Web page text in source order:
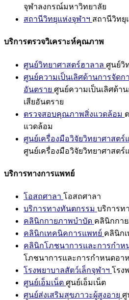
จุฬาลงกรณ์มหาวิทยาลัย
สถานีวิทยุแห่งจุฬาฯ สถานีวิทยุ
บริการตรวจวิเคราะห์คุณภาพ
ศูนย์วิทยาศาสตร์ฮาลาล ศูนย์วิ
ศูนย์ความเป็นเลิศด้านการจัดก
อันตราย ศูนย์ความเป็นเลิศด้า
เสียอันตราย
ตรวจสอบคุณภาพสิ่งแวดล้อม
แวดล้อม
ศูนย์เครื่องมือวิจัยวิทยาศาสตร์
ศูนย์เครื่องมือวิจัยวิทยาศาสตร์
บริการทางการแพทย์
โอสถศาลา โอสถศาลา
บริการทางทันตกรรม บริการท
คลินิกกายภาพบำบัด คลินิกกา
คลินิกเทคนิคการแพทย์ คลินิก
คลินิกโภชนาการและการกำห
โภชนาการและการกำหนดอา
โรงพยาบาลสัตว์เล็กจุฬาฯ โรง
ศูนย์เอ็มเน็ต ศูนย์เอ็มเน็ต
ศูนย์ส่งเสริมสุขภาวะผู้สูงอายุ ศู